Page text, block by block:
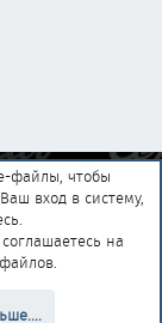
R
файлы, чтобы
вход в систему,
на